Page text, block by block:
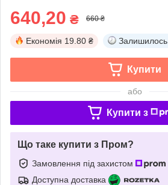
640,20 ₴ 660 ₴
Економія 19.80 ₴ Залишилось
Купити
або
Купити з
Що таке купити з Пром?
Замовлення під захистом
Доступна доставка